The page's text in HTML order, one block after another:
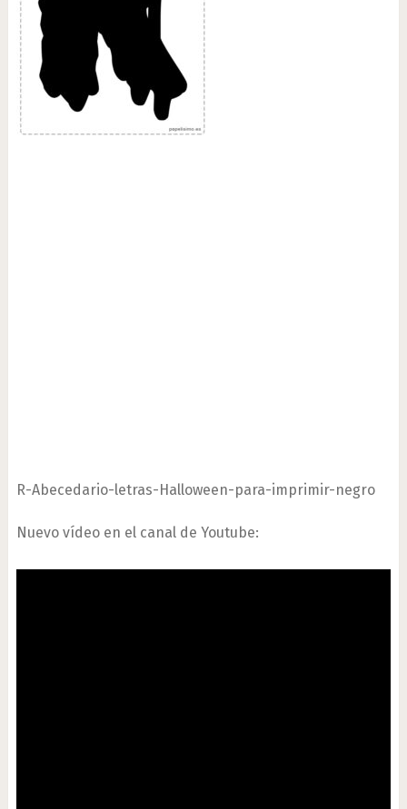
R-Abecedario-letras-Halloween-para-imprimir-negro
Nuevo vídeo en el canal de Youtube: